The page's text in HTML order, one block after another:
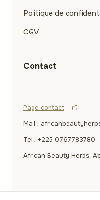
Politique de
CGV
Contact
Page contact
Mail :
Tel : +225 0767783780
African Beauty Herbs,